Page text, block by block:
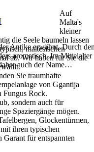
Antike erwähnt. Durch
aromatisch. Im
auch der Name…
Auf
Malta's
kleiner
die Seele baumeln lassen
maltesischen
ab. Wir haben für Sie die
Sie traumhafte
von Ggantija
Fungus Rock.
sondern auch für
Spaziergänge mögen.
Glockentürmen,
ihren typischen
Garant für entspannten